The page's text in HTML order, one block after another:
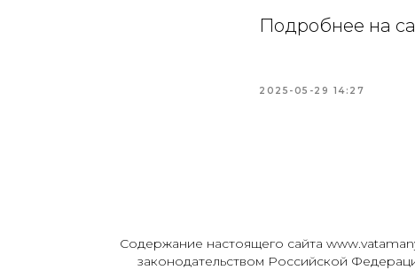
Подробнее на
2025-05-29 14:27
Содержание настоящего сайта
законодательством Российской